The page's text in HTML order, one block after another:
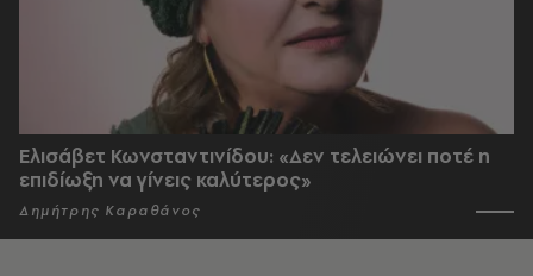
Ελισάβετ Κωνσταντινίδου: «Δεν τελειώνει ποτέ η
επιδίωξη να γίνεις καλύτερος»
Δημήτρης Καραθάνος